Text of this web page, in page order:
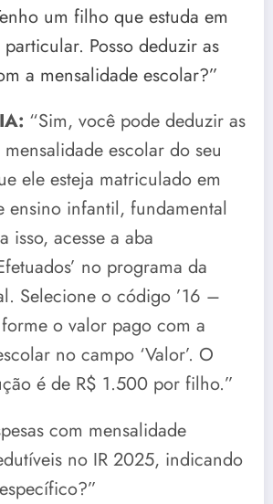
um filho que estuda em
Posso deduzir as
a mensalidade escolar?”
“Sim, você pode deduzir as
escolar do seu
ele esteja matriculado em
ensino infantil, fundamental
isso, acesse a aba
no programa da
Selecione o código ’16 –
o valor pago com a
no campo ‘Valor’. O
é de R$ 1.500 por filho.”
com mensalidade
no IR 2025, indicando